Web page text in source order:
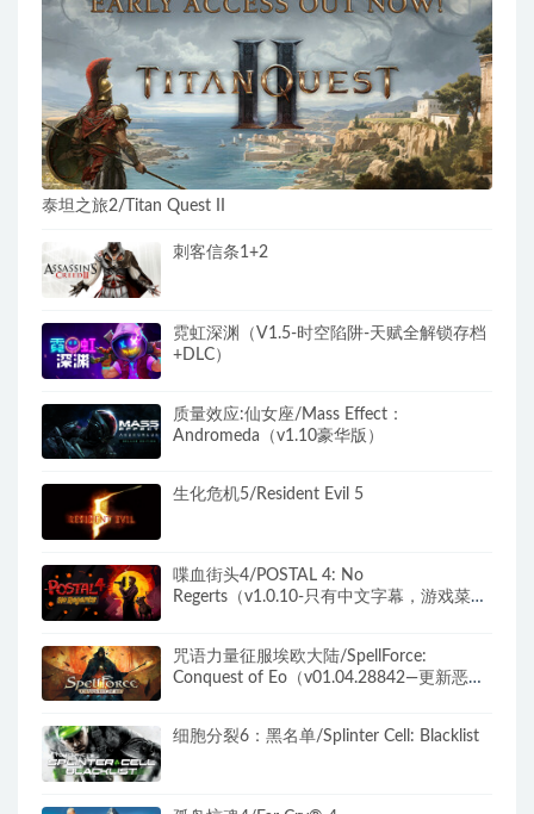
泰坦之旅2/Titan Quest II
刺客信条1+2
霓虹深渊（V1.5-时空陷阱-天赋全解锁存档
+DLC）
质量效应:仙女座/Mass Effect：
Andromeda（v1.10豪华版）
生化危机5/Resident Evil 5
喋血街头4/POSTAL 4: No
Regerts（v1.0.10-只有中文字幕，游戏菜单
咒语力量征服埃欧大陆/SpellForce:
Conquest of Eo（v01.04.28842—更新恶魔
细胞分裂6：黑名单/Splinter Cell: Blacklist